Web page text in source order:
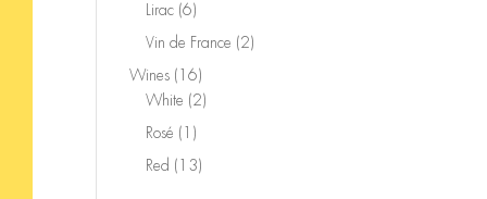
Lirac 66
products
Vin de France 22
Wines 1616
products
White 22
Rosé
1
product
Red 1313